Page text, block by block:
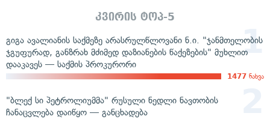
კვირის ტოპ-5
გიგა ავალიანის საქმეზე არასრულწლოვანი ნ.ი. "ჯანმთელობის
ჯგუფურად, განზრახ მძიმედ დაზიანების წაქეზების" მუხლით
დააკავეს — საქმის პროკურორი
1477 ნახვა
"ბლექ სი პეტროლიუმმა" რუსული ნედლი ნავთობის
ჩანაცვლება დაიწყო — განცხადება